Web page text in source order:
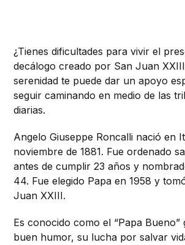
¿Tienes dificultades para vivir el
decálogo creado por San Juan
serenidad te puede dar un apoyo
seguir caminando en medio de las
diarias.
Angelo Giuseppe Roncalli nació en
noviembre de 1881. Fue ordenado
antes de cumplir 23 años y
44. Fue elegido Papa en 1958 y
Juan XXIII.
Es conocido como el “Papa Bueno”
buen humor, su lucha por salvar